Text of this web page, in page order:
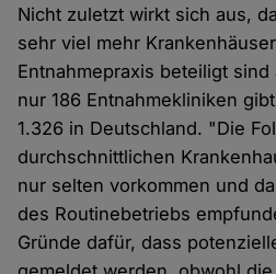
Nicht zuletzt wirkt sich aus,
sehr viel mehr
Entnahmepraxis beteiligt
nur 186 Entnahmekliniken
1.326 in Deutschland. "Die
durchschnittlichen
nur selten vorkommen und
des Routinebetriebs
Gründe dafür, dass